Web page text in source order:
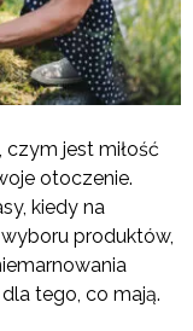
czym jest miłość
otoczenie.
kiedy na
produktów,
tego, co mają.